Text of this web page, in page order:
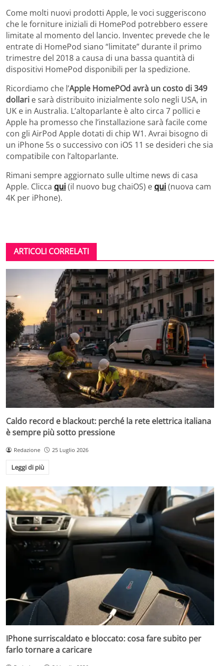
Come molti nuovi prodotti Apple, le voci suggeriscono
che le forniture iniziali di HomePod potrebbero essere
limitate al momento del lancio. Inventec prevede che le
entrate di HomePod siano “limitate” durante il primo
trimestre del 2018 a causa di una bassa quantità di
dispositivi HomePod disponibili per la spedizione.
Ricordiamo che l’Apple HomePOd avrà un costo di349
dollari e sarà distribuito inizialmente solo negli USA, in
UK e in Australia. L’altoparlante è alto circa 7 pollici e
Apple ha promesso che l’installazione sarà facile come
con gli AirPod Apple dotati di chip W1. Avrai bisogno di
un iPhone 5s o successivo con iOS 11 se desideri che sia
compatibile con l’altoparlante.
Rimani sempre aggiornato sulle ultime news di casa
Apple. Clicca qui(il nuovo bug chaiOS) e qui(nuova cam
4K per iPhone).
ARTICOLI CORRELATI
Caldo record e blackout: perché la rete elettrica italiana
è sempre più sotto pressione
Redazione 25 Luglio 2026
Leggi di più
IPhone surriscaldato e bloccato: cosa fare subito per
farlo tornare a caricare